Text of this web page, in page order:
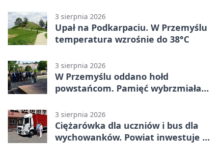
3 sierpnia 2026
Upał na Podkarpaciu. W Przemyślu
temperatura wzrośnie do 38°C
3 sierpnia 2026
W Przemyślu oddano hołd
powstańcom. Pamięć wybrzmiała
3 sierpnia 2026
Ciężarówka dla uczniów i bus dla
wychowanków. Powiat inwestuje w